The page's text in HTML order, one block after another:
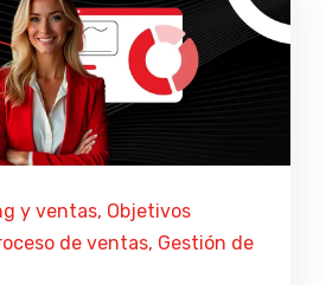
y ventas, Objetivos
de ventas, Gestión de